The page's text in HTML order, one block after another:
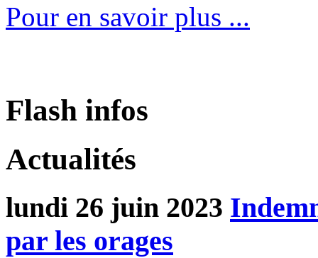
Pour en savoir plus ...
Flash infos
Actualités
lundi 26 juin 2023
par les orages